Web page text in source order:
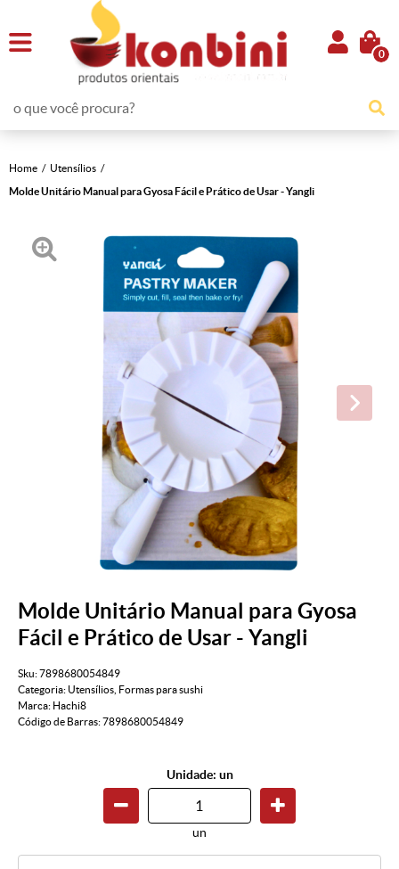
0
Home
Utensílios
Molde Unitário Manual para Gyosa Fácil e Prático de Usar - Yangli
Molde Unitário Manual para Gyosa
Fácil e Prático de Usar - Yangli
Sku:7898680054849
Categoria: Utensílios Formas para sushi
Marca: Hachi8
Código de Barras:7898680054849
Unidade: un
un